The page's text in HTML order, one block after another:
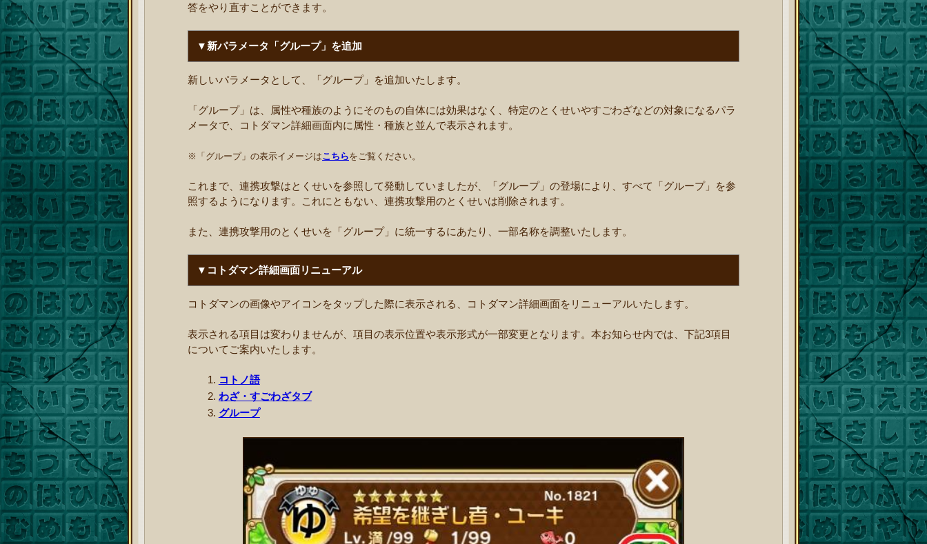
答をやり直すことができます。
▼新パラメータ「グループ」を追加
新しいパラメータとして、「グループ」を追加いたします。
「グループ」は、属性や種族のようにそのもの自体には効果はなく、特定のとくせいやすごわざなどの対象になるパラ
メータで、コトダマン詳細画面内に属性・種族と並んで表示されます。
※「グループ」の表示イメージはこちらをご覧ください。
これまで、連携攻撃はとくせいを参照して発動していましたが、「グループ」の登場により、すべて「グループ」を参
照するようになります。これにともない、連携攻撃用のとくせいは削除されます。
また、連携攻撃用のとくせいを「グループ」に統一するにあたり、一部名称を調整いたします。
▼コトダマン詳細画面リニューアル
コトダマンの画像やアイコンをタップした際に表示される、コトダマン詳細画面をリニューアルいたします。
表示される項目は変わりませんが、項目の表示位置や表示形式が一部変更となります。本お知らせ内では、下記3項目
についてご案内いたします。
コトノ語
わざ・すごわざタブ
グループ